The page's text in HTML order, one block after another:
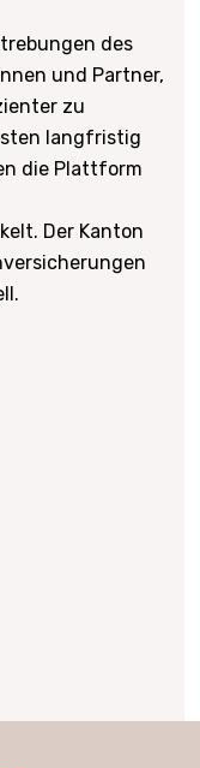
des
und Partner,
zu
langfristig
die Plattform
Der Kanton